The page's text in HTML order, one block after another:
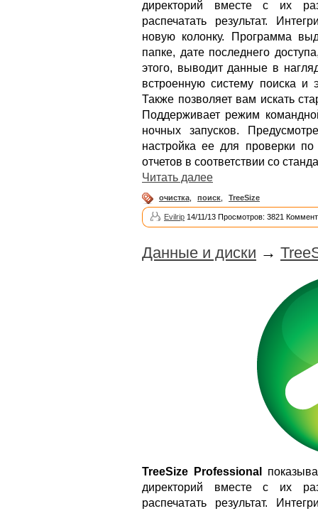
директорий вместе с их
распечатать результат.
новую колонку. Программа
папке, дате последнего
этого, выводит данные в
встроенную систему поиска и
Также позволяет вам искать
Поддерживает режим
ночных запусков.
настройка ее для проверки
отчетов в соответствии со
Читать далее
очистка поиск TreeSize
Evilrip 14/11/13 Просмотров: 3821
Данные и диски →
TreeSize Professional
директорий вместе с их
распечатать результат.